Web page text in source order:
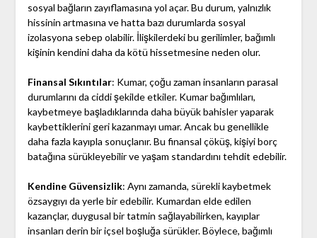
sosyal bağların zayıflamasına yol açar. Bu durum, yalnızlık
hissinin artmasına ve hatta bazı durumlarda sosyal
izolasyona sebep olabilir. İlişkilerdeki bu gerilimler, bağımlı
kişinin kendini daha da kötü hissetmesine neden olur.
Finansal Sıkıntılar: Kumar, çoğu zaman insanların parasal
durumlarını da ciddi şekilde etkiler. Kumar bağımlıları,
kaybetmeye başladıklarında daha büyük bahisler yaparak
kaybettiklerini geri kazanmayı umar. Ancak bu genellikle
daha fazla kayıpla sonuçlanır. Bu finansal çöküş, kişiyi borç
batağına sürükleyebilir ve yaşam standardını tehdit edebilir.
Kendine Güvensizlik: Aynı zamanda, sürekli kaybetmek
özsaygıyı da yerle bir edebilir. Kumardan elde edilen
kazançlar, duygusal bir tatmin sağlayabilirken, kayıplar
insanları derin bir içsel boşluğa sürükler. Böylece, bağımlı